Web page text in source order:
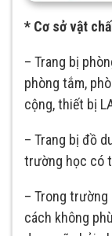
* Cơ sở vật
– Trang bị
phòng tắm,
cộng, thiết bị
– Trang bị đồ
trường học có
– Trong
cách không